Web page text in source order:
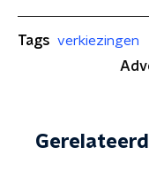
Tags verkiezingen
Gerelateerd